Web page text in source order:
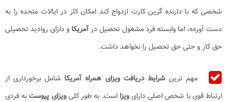
شخصی که با دارنده گرین کارت ازدواج کند امکان کار در ایالات متحده را به
دست آورده، اما وابسته فرد مشغول تحصیل درآمریکا و دارای روادید تحصیلی
حق کار و حتی حق تحصیل را نخواهد داشت.
مهم ترینشرایط دریافت ویزای همراه آمریکا شامل برخورداری از
ارتباط قوی با شخص اصلی دارایویزااست. به طور کلیویزای پیوستبه فردی